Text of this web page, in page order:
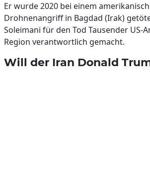
Er wurde 2020 bei einem
Drohnenangriff in Bagdad (Irak)
Soleimani für den Tod Tausender US-
Region verantwortlich gemacht.
Will der Iran Donald